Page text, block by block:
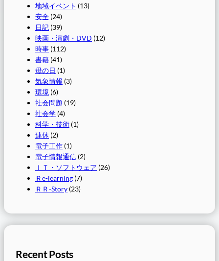
地域イベント (13)
安全 (24)
日記 (39)
映画・演劇・DVD (12)
時事 (112)
書籍 (41)
母の日 (1)
気象情報 (3)
環境 (6)
社会問題 (19)
社会学 (4)
科学・技術 (1)
連休 (2)
電子工作 (1)
電子情報通信 (2)
ＩＴ・ソフトウェア (26)
Ｒe-learning (7)
ＲＲ-Story (23)
Recent Posts